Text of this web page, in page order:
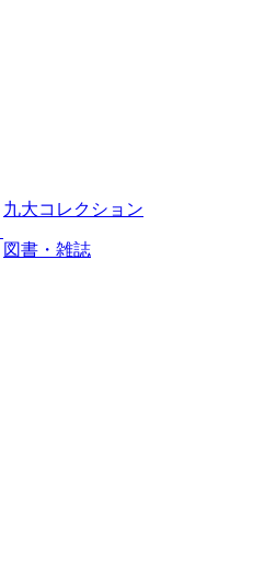
九大コレクション
図書・雑誌